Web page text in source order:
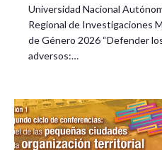
Universidad Nacional
Regional de Investigaciones
de Género 2026 “Defender
adversos:…